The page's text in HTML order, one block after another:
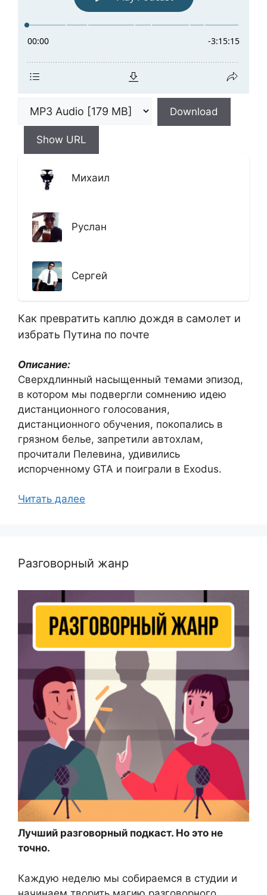
Download
Show URL
Михаил
Руслан
Сергей
Как превратить каплю дождя в самолет и
избрать Путина по почте
Описание:
Сверхдлинный насыщенный темами эпизод,
в котором мы подвергли сомнению идею
дистанционного голосования,
дистанционного обучения, покопались в
грязном белье, запретили автохлам,
прочитали Пелевина, удивились
испорченному GTA и поиграли в Exodus.
Читать далее
Разговорный жанр
Лучший разговорный подкаст. Но это не
точно.
Каждую неделю мы собираемся в студии и